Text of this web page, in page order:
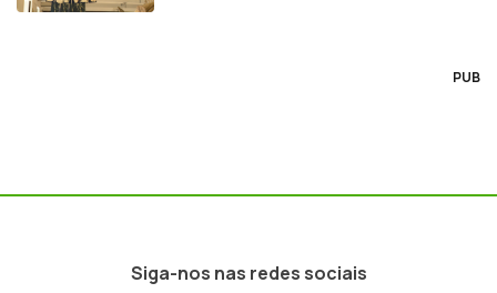
PUB
Siga-nos nas redes sociais